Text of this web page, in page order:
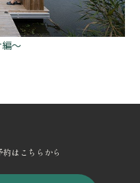
～
約はこちらから